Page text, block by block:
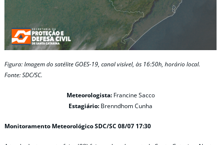
Figura: Imagem do satélite GOES-19, canal visível, às 16:50h, horário local.
Fonte: SDC/SC.
Meteorologista:Francine Sacco
Estagiário: Brenndhom Cunha
Monitoramento Meteorológico SDC/SC 08/07 17:30